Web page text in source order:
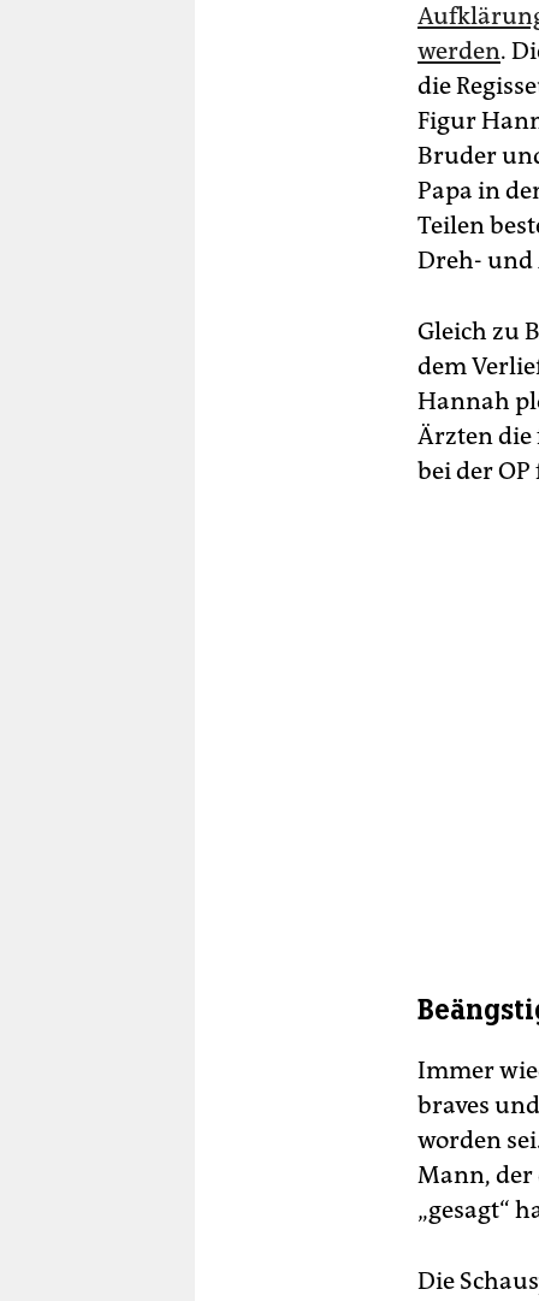
werden.
die
Figur
Bruder
Papa in
Teilen
Dreh- und
Gleich zu
dem
Hannah
Ärzten die
bei der
Immer
braves
worden
Mann, der
„gesagt“
Die